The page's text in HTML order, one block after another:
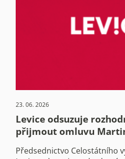
23. 06. 2026
Levice odsuzuje
přijmout omluvu
Předsednictvo Celostátního